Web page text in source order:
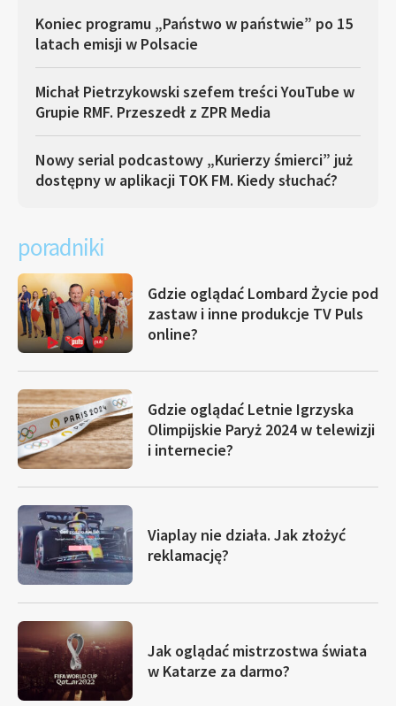
Koniec programu „Państwo w państwie” po 15
latach emisji w Polsacie
Michał Pietrzykowski szefem treści YouTube w
Grupie RMF. Przeszedł z ZPR Media
Nowy serial podcastowy „Kurierzy śmierci” już
dostępny w aplikacji TOK FM. Kiedy słuchać?
poradniki
Gdzie oglądać Lombard Życie pod
zastaw i inne produkcje TV Puls
online?
Gdzie oglądać Letnie Igrzyska
Olimpijskie Paryż 2024 w telewizji
i internecie?
Viaplay nie działa. Jak złożyć
reklamację?
Jak oglądać mistrzostwa świata
w Katarze za darmo?